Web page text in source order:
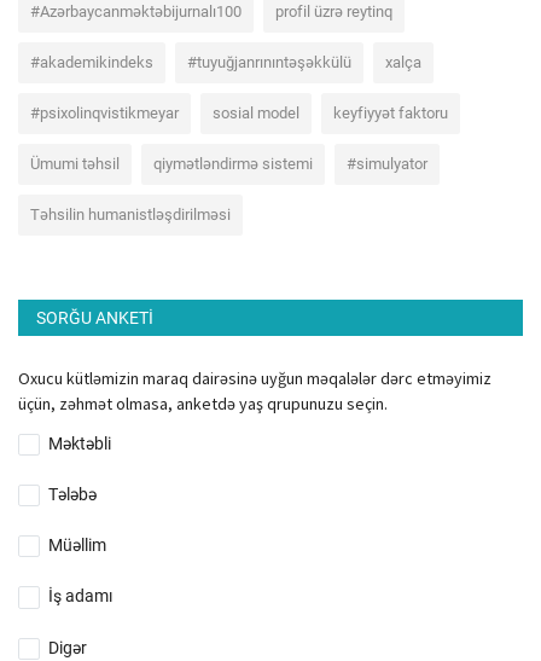
#Azərbaycanməktəbijurnalı100 profil üzrə reytinq
#akademikindeks #tuyuğjanrınıntəşəkkülü xalça
#psixolinqvistikmeyar sosial model keyfiyyət faktoru
Ümumi təhsil qiymətləndirmə sistemi #simulyator
Təhsilin humanistləşdirilməsi
SORĞU ANKETI
Oxucu kütləmizin maraq dairəsinə uyğun məqalələr dərc etməyimiz
üçün, zəhmət olmasa, anketdə yaş qrupunuzu seçin.
Məktəbli
Tələbə
Müəllim
İş adamı
Digər